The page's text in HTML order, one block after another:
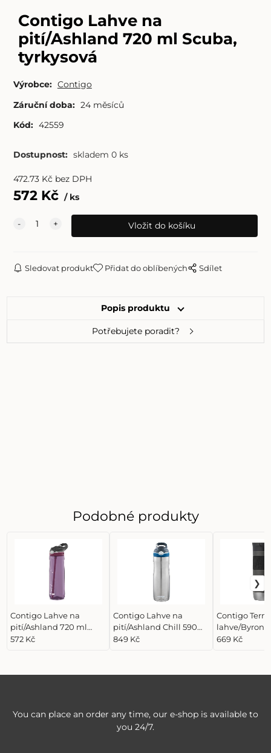
Contigo Lahve na
pití/Ashland 720 ml Scuba,
tyrkysová
Výrobce: Contigo
Záruční doba: 24 měsíců
Kód: 42559
Dostupnost: skladem 0 ks
472.73Kč bez DPH
572Kč ks
Sledovat produkt Přidat do oblíbených Sdílet
Popis produktu
Potřebujete poradit?
Podobné produkty
Contigo Lahve na
pití/Ashland 720 ml
Passionfruit, fialová
572 Kč
Contigo Lahve na
pití/Ashland Chill 590
ml Monaco, stříbrná
849 Kč
Contigo
lahve/Byron
Sake, šedá
669 Kč
You can place an order any time, our e-shop is available to
you 24/7.